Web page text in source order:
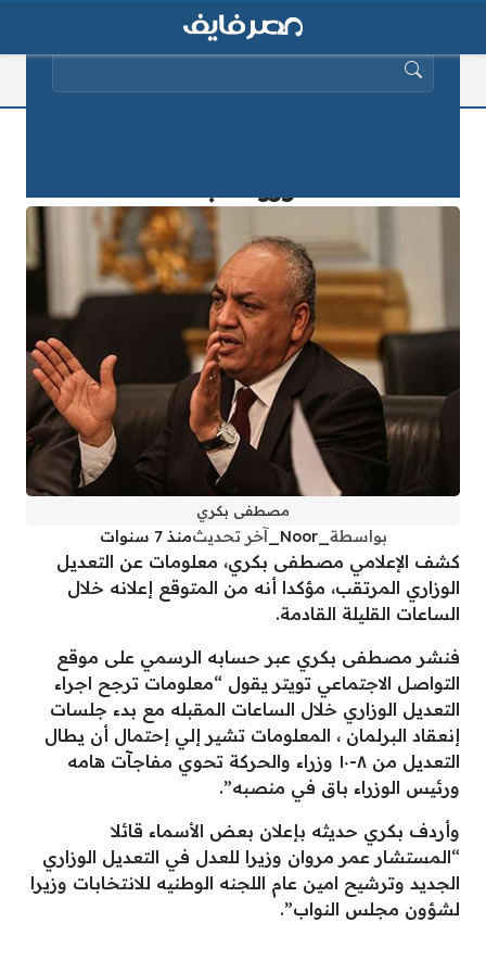
مصطفى بكري
بواسطة _Noor_ آخر تحديثمنذ 7 سنوات
كشف الإعلامي مصطفى بكري، معلومات عن التعديل
الوزاري المرتقب، مؤكدا أنه من المتوقع إعلانه خلال
الساعات القليلة القادمة.
فنشر مصطفى بكري عبر حسابه الرسمي على موقع
التواصل الاجتماعي تويتر يقول “‏معلومات ترجح اجراء
التعديل الوزاري خلال الساعات المقبله مع بدء جلسات
إنعقاد البرلمان ، المعلومات تشير إلي إحتمال أن يطال
التعديل من ٨-١٠ وزراء والحركة تحوي مفاجآت هامه
ورئيس الوزراء باق في منصبه”.
وأردف بكري حديثه بإعلان بعض الأسماء قائلا
“‏المستشار عمر مروان وزيرا للعدل في التعديل الوزاري
الجديد وترشيح امين عام اللجنه الوطنيه للانتخابات وزيرا
لشؤون مجلس النواب”.
البحث عن: